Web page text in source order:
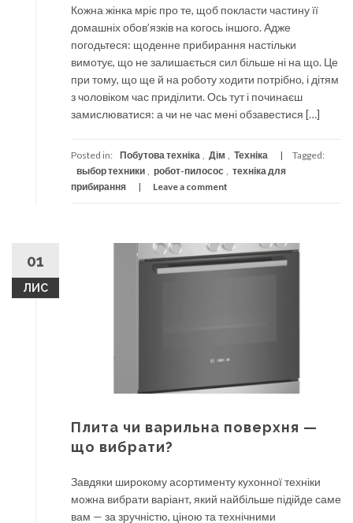
Кожна жінка мріє про те, щоб покласти частину її
домашніх обов’язків на когось іншого. Адже
погодьтеся: щоденне прибирання настільки
вимотує, що не залишається сил більше ні на що. Це
при тому, що ще й на роботу ходити потрібно, і дітям
з чоловіком час приділити. Ось тут і починаєш
замислюватися: а чи не час мені обзавестися […]
Posted in: Побутова техніка Дім Техніка
Tagged:
выбор техники
робот-пилосос
техніка для
прибирання
Leave a comment
01
ЛИС
Плита чи варильна поверхня —
що вибрати?
Завдяки широкому асортименту кухонної техніки
можна вибрати варіант, який найбільше підійде саме
вам — за зручністю, ціною та технічними